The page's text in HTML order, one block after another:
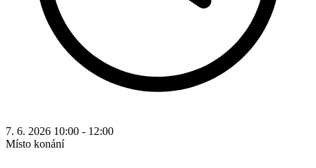
7. 6. 2026 10:00 - 12:00
Místo konání